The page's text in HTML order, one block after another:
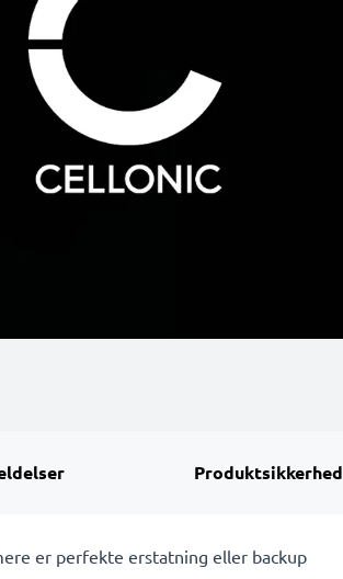
Produktsikkerhed
er perfekte erstatning eller backup